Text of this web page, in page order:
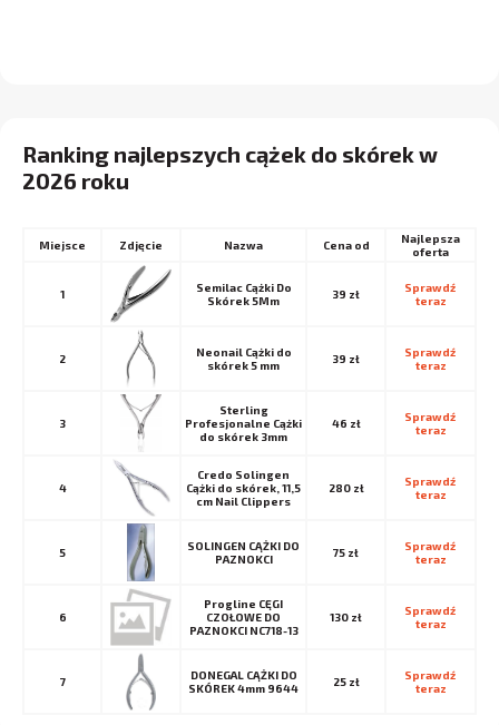
Ranking najlepszych cążek do skórek w
2026 roku
Miejsce Nazwa Cena od
Najlepsza
oferta
1
Semilac Cążki Do
Skórek 5Mm
39 zł
Sprawdź
teraz
2
Neonail Cążki do
skórek 5 mm
39 zł
Sprawdź
teraz
3
Sterling
Profesjonalne Cążki
do skórek 3mm
46 zł
Sprawdź
teraz
4
Credo Solingen
Cążki do skórek, 11,5
cm Nail Clippers
280 zł
Sprawdź
teraz
5
SOLINGEN CĄŻKI DO
PAZNOKCI
75 zł
Sprawdź
teraz
6
Progline CĘGI
CZOŁOWE DO
PAZNOKCI NC718-13
130 zł
Sprawdź
teraz
7
DONEGAL CĄŻKI DO
SKÓREK 4mm 9644
25 zł
Sprawdź
teraz